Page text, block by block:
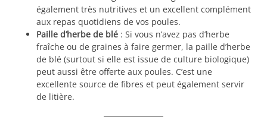
également très nutritives et un excellent complément
aux repas quotidiens de vos poules.
Paille d’herbe de blé : Si vous n’avez pas d’herbe
fraîche ou de graines à faire germer, la paille d’herbe
de blé (surtout si elle est issue de culture biologique)
peut aussi être offerte aux poules. C’est une
excellente source de fibres et peut également servir
de litière.